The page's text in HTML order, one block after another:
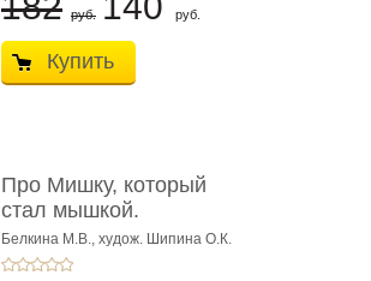
руб. руб.
Купить
Про Мишку, который
стал мышкой.
Терапевтическа ...
Белкина М.В., худож. Шипина О.К.